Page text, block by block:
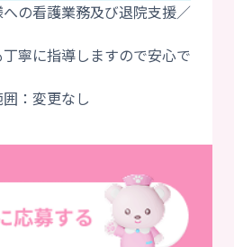
の看護業務及び退院支援／
寧に指導しますので安心で